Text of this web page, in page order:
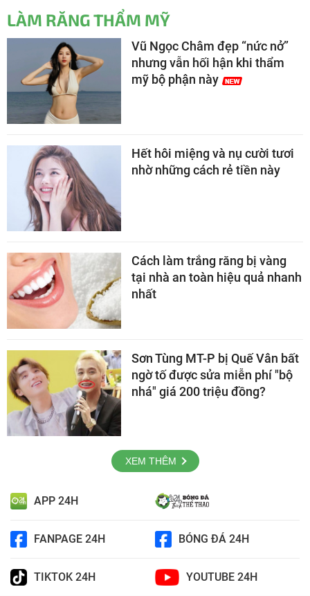
LÀM RĂNG THẨM MỸ
Vũ Ngọc Châm đẹp “nức nở”
nhưng vẫn hối hận khi thẩm
mỹ bộ phận này
Hết hôi miệng và nụ cười tươi
nhờ những cách rẻ tiền này
Cách làm trắng răng bị vàng
tại nhà an toàn hiệu quả nhanh
nhất
Sơn Tùng MT-P bị Quế Vân bất
ngờ tố được sửa miễn phí "bộ
nhá" giá 200 triệu đồng?
XEM THÊM
APP 24H
FANPAGE 24H BÓNG ĐÁ 24H
TIKTOK 24H YOUTUBE 24H